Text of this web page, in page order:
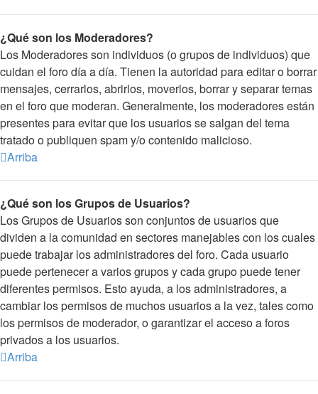
¿Qué son los Moderadores?
Los Moderadores son individuos (o grupos de individuos) que
cuidan el foro día a día. Tienen la autoridad para editar o borrar
mensajes, cerrarlos, abrirlos, moverlos, borrar y separar temas
en el foro que moderan. Generalmente, los moderadores están
presentes para evitar que los usuarios se salgan del tema
tratado o publiquen spam y/o contenido malicioso.
Arriba
¿Qué son los Grupos de Usuarios?
Los Grupos de Usuarios son conjuntos de usuarios que
dividen a la comunidad en sectores manejables con los cuales
puede trabajar los administradores del foro. Cada usuario
puede pertenecer a varios grupos y cada grupo puede tener
diferentes permisos. Esto ayuda, a los administradores, a
cambiar los permisos de muchos usuarios a la vez, tales como
los permisos de moderador, o garantizar el acceso a foros
privados a los usuarios.
Arriba